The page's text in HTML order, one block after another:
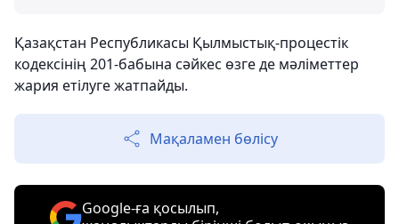
Қазақстан Республикасы Қылмыстық-процестік
кодексінің 201-бабына сәйкес өзге де мәліметтер
жария етілуге ​​жатпайды.
Мақаламен бөлісу
Google-ға қосылып,